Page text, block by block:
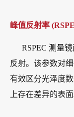
峰值反射率
RSPEC 测量
反射。该参数对
有效区分光泽度
上存在差异的表面